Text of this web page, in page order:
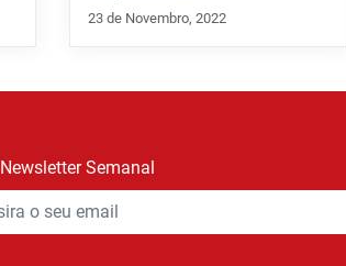
23 de Novembro, 2022
Newsletter Semanal